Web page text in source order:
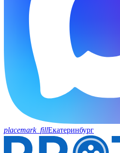
placemark_fillЕкатеринбург